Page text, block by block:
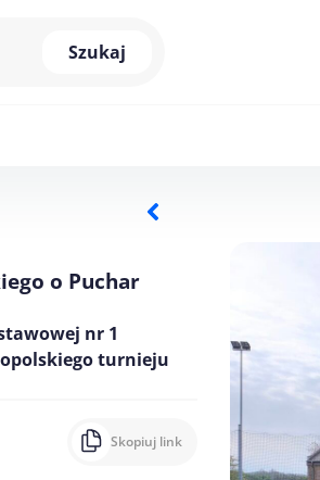
Szukaj
o Puchar
nr 1
turnieju
Skopiuj link